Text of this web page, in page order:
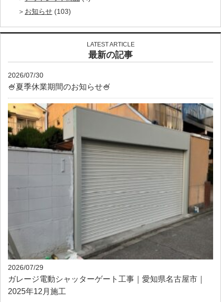
お知らせ (103)
LATEST ARTICLE
最新の記事
2026/07/30
🍧夏季休業期間のお知らせ🍧
2026/07/29
ガレージ電動シャッターゲート工事｜愛知県名古屋市｜
2025年12月施工